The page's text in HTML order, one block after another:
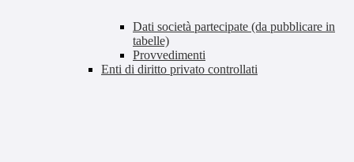
Dati società partecipate (da pubblicare in
tabelle)
Provvedimenti
Enti di diritto privato controllati